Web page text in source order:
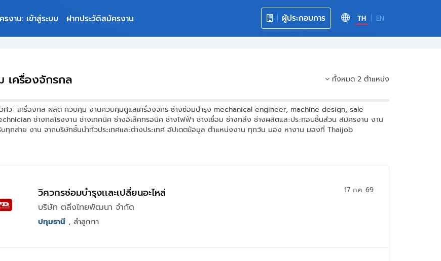
TH EN
ผู้ประกอบการ
งาน: เข้าสู่ระบบ ฝากประวัติสมัครงาน
เครื่องจักรกล ทั้งหมด 2 ตำแหน่ง
ศวะ เครื่องกล ผลิต ควบคุม งานควบคุมดูแลเครื่องจักร ช่างซ่อมบำรุง mechanical engineer, machine design, sale
ช่างกลโรงงาน ช่างเทคนิค ช่างอิเล็คทรอนิค ช่างไฟฟ้า ช่างเชื่อม ช่างกลึง ช่างผลิตและประกอบชิ้นส่วน สมัครงาน งาน
กสาย งาน จากบริษัทชั้นนำทั่วประเทศและต่างประเทศ อัปเดตข้อมูล ตำแหน่งงาน ทุกวัน มอง หางาน มองที่ Thaijob
วิศวกรซ่อมบำรุงเเละเปลี่ยนอะไหล่
บริษัท ตลิ่งไทยพัฒนา จำกัด
17 ก.ค. 69
ปทุมธานี, ลำลูกกา